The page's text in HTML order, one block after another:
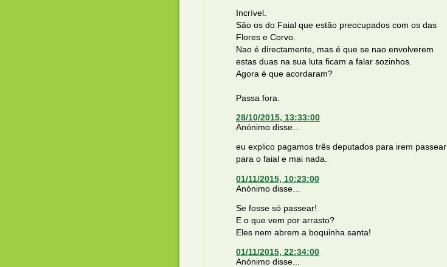
Incrível.
São os do Faial que estão preocupados com os das
Flores e Corvo.
Nao é directamente, mas é que se nao envolverem
estas duas na sua luta ficam a falar sozinhos.
Agora é que acordaram?
Passa fora.
28/10/2015, 13:33:00
Anónimo disse...
eu explico pagamos três deputados para irem passear
para o faial e mai nada.
01/11/2015, 10:23:00
Anónimo disse...
Se fosse só passear!
E o que vem por arrasto?
Eles nem abrem a boquinha santa!
01/11/2015, 22:34:00
Anónimo disse...